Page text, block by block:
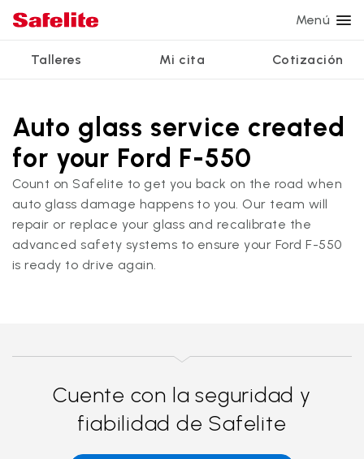
Menú
Talleres Mi cita Cotización
Servicios
Reparación de parabrisas
Reemplazo de parabrisas
Reemplazo del vidrio trasero
Reemplazo de ventanilla lateral
Reparación de vidrio a domicilio
Reparación de ventanillas eléctricas
Recalibrado de los sistemas de seguridad
Reparación y reemplazo comercial
Reseñas de clientes
Garantía nacional
Safelite Foundation
Ver todos los servicios
Estamos contratando
Mi cita
Cotizar + Programar
Auto glass service created
for your Ford F-550
Count on Safelite to get you back on the road when
auto glass damage happens to you. Our team will
repair or replace your glass and recalibrate the
advanced safety systems to ensure your Ford F-550
is ready to drive again.
Cuente con la seguridad y
fiabilidad de Safelite